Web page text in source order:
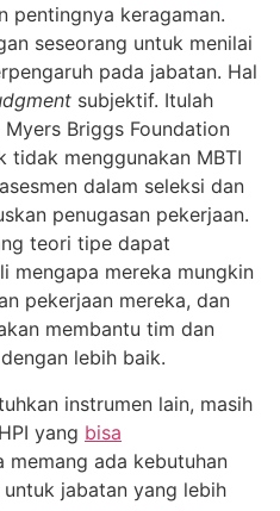
pentingnya keragaman.
seseorang untuk menilai
pada jabatan. Hal
subjektif. Itulah
Briggs Foundation
tidak menggunakan MBTI
dalam seleksi dan
penugasan pekerjaan.
teori tipe dapat
mengapa mereka mungkin
pekerjaan mereka, dan
membantu tim dan
lebih baik.
instrumen lain, masih
yang bisa
memang ada kebutuhan
jabatan yang lebih